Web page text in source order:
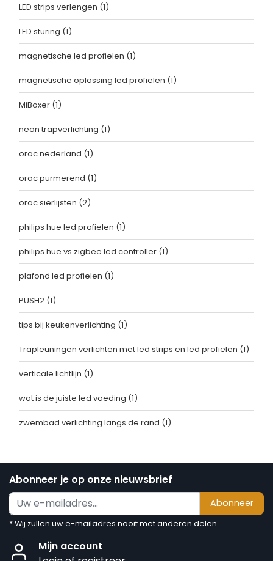
LED strips verlengen (1)
LED sturing (1)
magnetische led profielen (1)
magnetische oplossing led profielen (1)
MiBoxer (1)
neon trapverlichting (1)
orac nederland (1)
orac purmerend (1)
orac sierlijsten (2)
philips hue led profielen (1)
philips hue vs zigbee led controller (1)
plafond led profielen (1)
PUSH2 (1)
tips bij keukenverlichting (1)
Trapleuningen verlichten met led strips en led profielen (1)
verticale lichtlijn (1)
wat is de juiste led voeding (1)
zwembad verlichting langs de rand (1)
Abonneer je op onze nieuwsbrief
Abonneer
* Wij zullen uw e-mailadres nooit met anderen delen.
Mijn account